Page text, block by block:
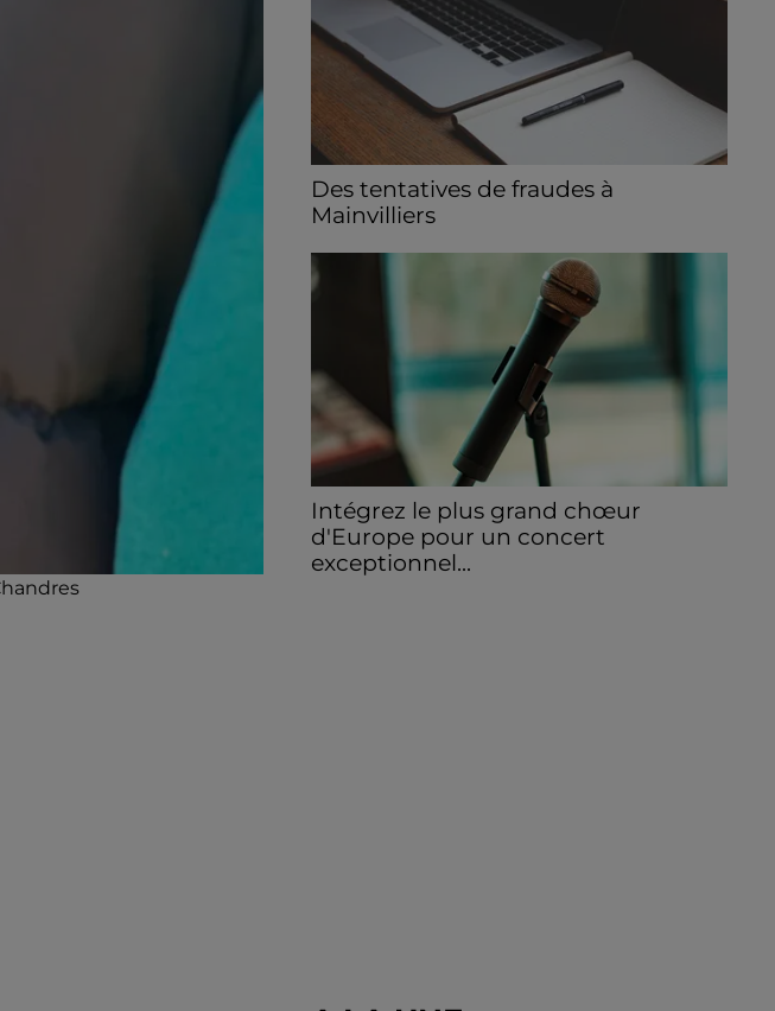
Des tentatives de fraudes à
Mainvilliers
voler vos informations personnelles.
Intégrez le plus grand chœur
d'Europe pour un concert
exceptionnel...